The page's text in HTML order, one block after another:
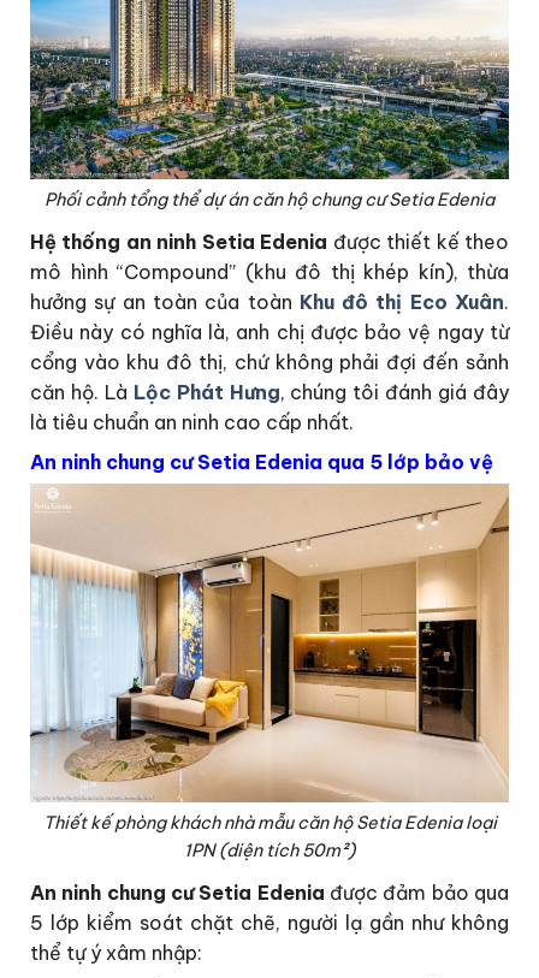
Phối cảnh tổng thể dự án căn hộ chung cư Setia Edenia
Hệ thống an ninh Setia Edenia được thiết kế theo
mô hình “Compound” (khu đô thị khép kín), thừa
hưởng sự an toàn của toàn Khu đô thị Eco Xuân.
Điều này có nghĩa là, anh chị được bảo vệ ngay từ
cổng vào khu đô thị, chứ không phải đợi đến sảnh
căn hộ. Là Lộc Phát Hưng, chúng tôi đánh giá đây
là tiêu chuẩn an ninh cao cấp nhất.
An ninh chung cư Setia Edenia qua 5 lớp bảo vệ
Thiết kế phòng khách nhà mẫu căn hộ Setia Edenia loại
1PN (diện tích 50m²)
An ninh chung cư Setia Edenia được đảm bảo qua
5 lớp kiểm soát chặt chẽ, người lạ gần như không
thể tự ý xâm nhập: